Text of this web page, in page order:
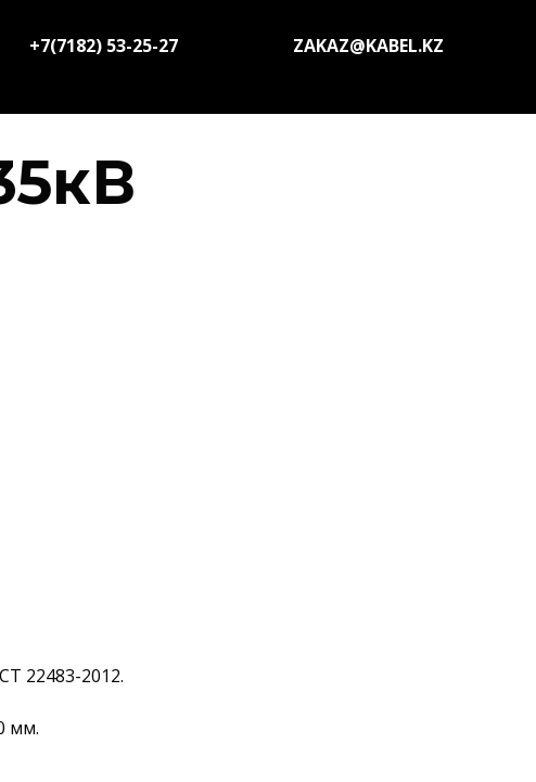
+7(7182) 53-25-27 ZAKAZ@KABEL.KZ
22483-2012.
мм.